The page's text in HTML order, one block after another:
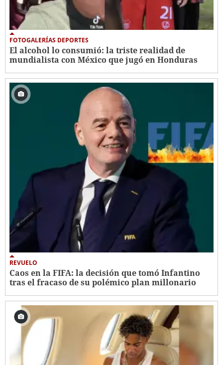
FOTOGALERÍAS DEPORTES
El alcohol lo consumió: la triste realidad de
mundialista con México que jugó en Honduras
REVUELO
Caos en la FIFA: la decisión que tomó Infantino
tras el fracaso de su polémico plan millonario